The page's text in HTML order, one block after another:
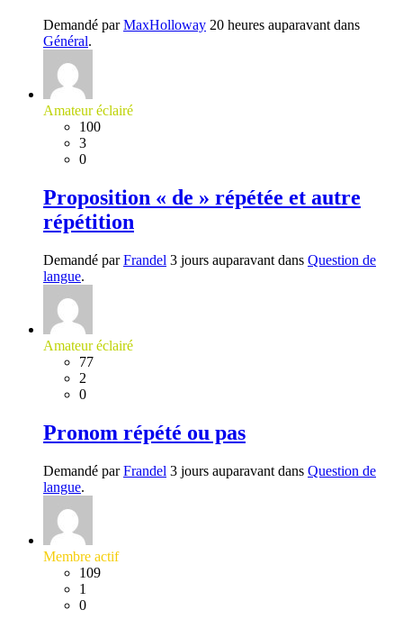
Demandé parMaxHolloway 20 heures auparavant dans
Général.
Amateur éclairé
100
3
0
Proposition « de » répétée et autre
répétition
Demandé parFrandel 3 jours auparavant dans Question de
langue.
Amateur éclairé
77
2
0
Pronom répété ou pas
Demandé parFrandel 3 jours auparavant dans Question de
langue.
Membre actif
109
1
0